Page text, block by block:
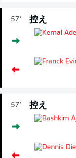
57' 控え
57' 控え